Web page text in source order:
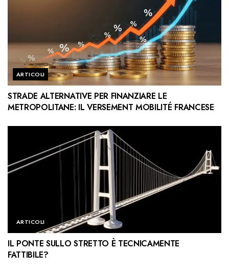
ARTICOLI
STRADE ALTERNATIVE PER FINANZIARE LE
METROPOLITANE: IL VERSEMENT MOBILITÉ FRANCESE
ARTICOLI
IL PONTE SULLO STRETTO È TECNICAMENTE
FATTIBILE?